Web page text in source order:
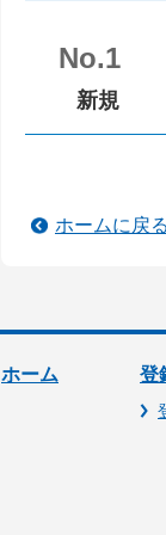
No.1
新規
ホームに戻る
ホーム 登